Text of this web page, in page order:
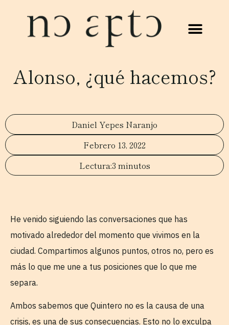
Alonso, ¿qué hacemos?
Daniel Yepes Naranjo
Febrero 13, 2022
3 minutos
He venido siguiendo las conversaciones que has
motivado alrededor del momento que vivimos en la
ciudad. Compartimos algunos puntos, otros no, pero es
más lo que me une a tus posiciones que lo que me
separa.
Ambos sabemos que Quintero no es la causa de una
crisis, es una de sus consecuencias. Esto no lo exculpa